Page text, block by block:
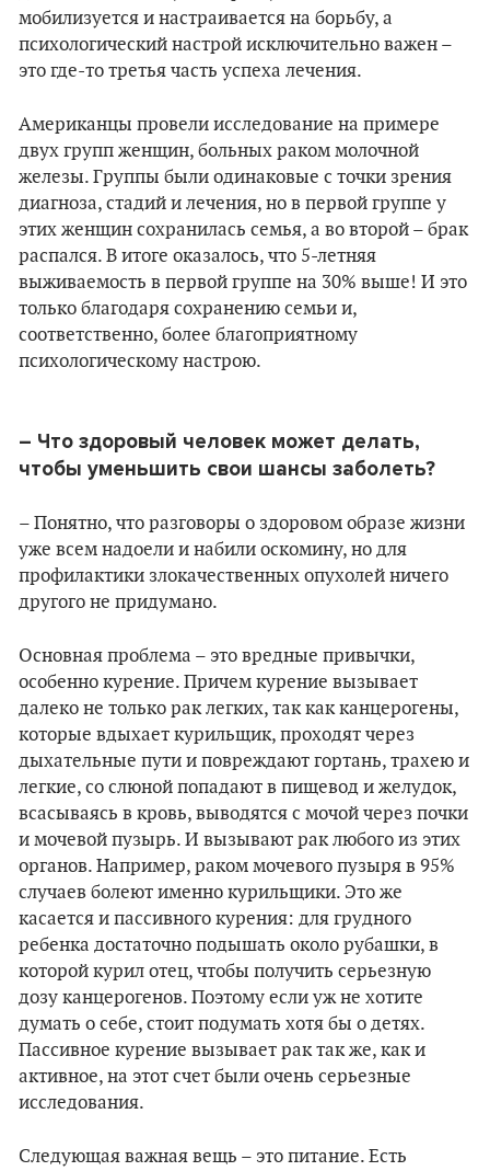
мобилизуется и настраивается на борьбу, а
психологический настрой исключительно важен –
это где-то третья часть успеха лечения.
Американцы провели исследование на примере
двух групп женщин, больных раком молочной
железы. Группы были одинаковые с точки зрения
диагноза, стадий и лечения, но в первой группе у
этих женщин сохранилась семья, а во второй – брак
распался. В итоге оказалось, что 5-летняя
выживаемость в первой группе на 30% выше! И это
только благодаря сохранению семьи и,
соответственно, более благоприятному
психологическому настрою.
– Что здоровый человек может делать,
чтобы уменьшить свои шансы заболеть?
– Понятно, что разговоры о здоровом образе жизни
уже всем надоели и набили оскомину, но для
профилактики злокачественных опухолей ничего
другого не придумано.
Основная проблема – это вредные привычки,
особенно курение. Причем курение вызывает
далеко не только рак легких, так как канцерогены,
которые вдыхает курильщик, проходят через
дыхательные пути и повреждают гортань, трахею и
легкие, со слюной попадают в пищевод и желудок,
всасываясь в кровь, выводятся с мочой через почки
и мочевой пузырь. И вызывают рак любого из этих
органов. Например, раком мочевого пузыря в 95%
случаев болеют именно курильщики. Это же
касается и пассивного курения: для грудного
ребенка достаточно подышать около рубашки, в
которой курил отец, чтобы получить серьезную
дозу канцерогенов. Поэтому если уж не хотите
думать о себе, стоит подумать хотя бы о детях.
Пассивное курение вызывает рак так же, как и
активное, на этот счет были очень серьезные
исследования.
Следующая важная вещь – это питание. Есть